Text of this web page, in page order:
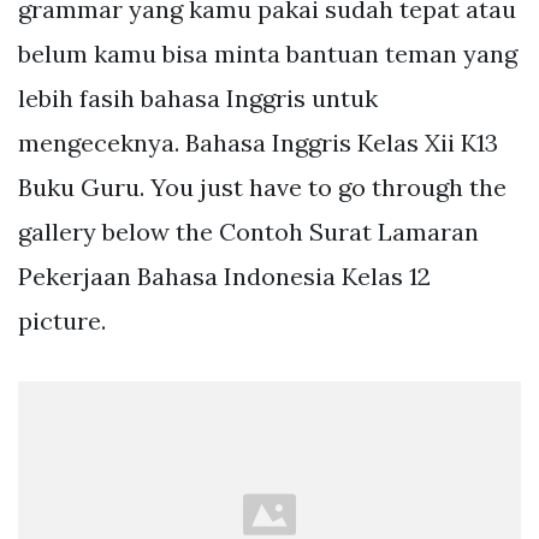
grammar yang kamu pakai sudah tepat atau
belum kamu bisa minta bantuan teman yang
lebih fasih bahasa Inggris untuk
mengeceknya. Bahasa Inggris Kelas Xii K13
Buku Guru. You just have to go through the
gallery below the Contoh Surat Lamaran
Pekerjaan Bahasa Indonesia Kelas 12
picture.